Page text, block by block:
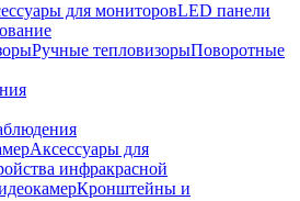
для мониторовLED панели
Ручные тепловизорыПоворотные
Аксессуары для
инфракрасной
Кронштейны и